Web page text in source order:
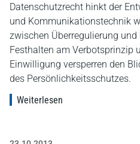
Datenschutzrecht hinkt der
und Kommunikationstechnik
zwischen Überregulierung
Festhalten am Verbotsprinzip
Einwilligung versperren den
des Persönlichkeitsschutzes.
Weiterlesen